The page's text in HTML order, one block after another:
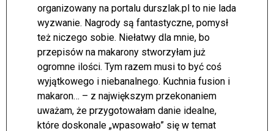
organizowany na portalu durszlak.pl to nie lada
wyzwanie. Nagrody są fantastyczne, pomysł
też niczego sobie. Niełatwy dla mnie, bo
przepisów na makarony stworzyłam już
ogromne ilości. Tym razem musi to być coś
wyjątkowego i niebanalnego. Kuchnia fusion i
makaron… – z największym przekonaniem
uważam, że przygotowałam danie idealne,
które doskonale „wpasowało” się w temat